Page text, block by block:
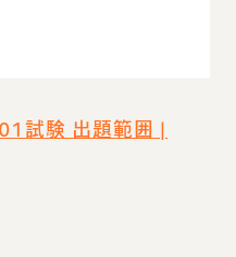
試験 出題範囲 |